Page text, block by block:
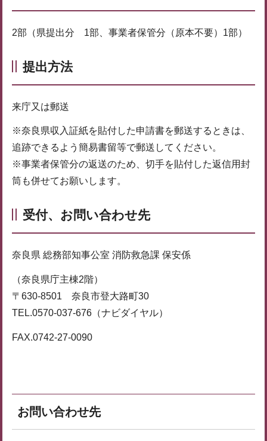
2部（県提出分 1部、事業者保管分（原本不要）1部）
提出方法
来庁又は郵送
※奈良県収入証紙を貼付した申請書を郵送するときは、
追跡できるよう簡易書留等で郵送してください。
※事業者保管分の返送のため、切手を貼付した返信用封
筒も併せてお願いします。
受付、お問い合わせ先
奈良県 総務部知事公室 消防救急課 保安係
（奈良県庁主棟2階）
〒630-8501 奈良市登大路町30
TEL.0570-037-676（ナビダイヤル）
FAX.0742-27-0090
お問い合わせ先